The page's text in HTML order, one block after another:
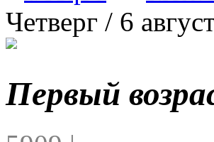
Четверг / 6
Первый